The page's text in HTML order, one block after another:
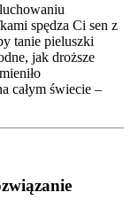
spędza Ci sen z
tanie pieluszki
jak droższe
całym świecie –